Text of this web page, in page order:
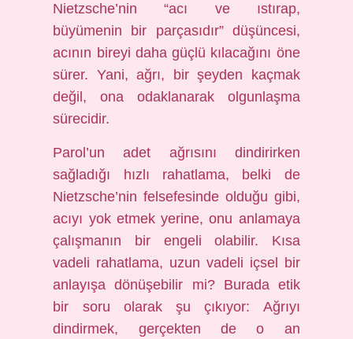
Nietzsche’nin “acı ve ıstırap,
büyümenin bir parçasıdır” düşüncesi,
acının bireyi daha güçlü kılacağını öne
sürer. Yani, ağrı, bir şeyden kaçmak
değil, ona odaklanarak olgunlaşma
sürecidir.
Parol’un adet ağrısını dindirirken
sağladığı hızlı rahatlama, belki de
Nietzsche’nin felsefesinde olduğu gibi,
acıyı yok etmek yerine, onu anlamaya
çalışmanın bir engeli olabilir. Kısa
vadeli rahatlama, uzun vadeli içsel bir
anlayışa dönüşebilir mi? Burada etik
bir soru olarak şu çıkıyor: Ağrıyı
dindirmek, gerçekten de o an